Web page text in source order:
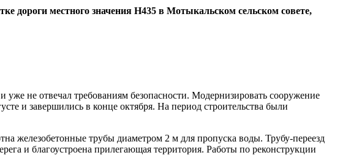
дороги местного значения Н435 в Мотыкальском сельском совете,
не отвечал требованиям безопасности. Модернизировать сооружение
и завершились в конце октября. На период строительства были
железобетонные трубы диаметром 2 м для пропуска воды. Трубу-переезд
и благоустроена прилегающая территория. Работы по реконструкции